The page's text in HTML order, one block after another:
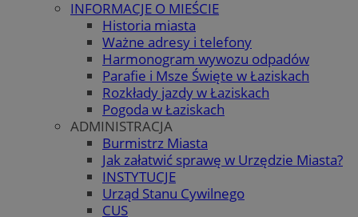
INFORMACJE O MIEŚCIE
Historia miasta
Ważne adresy i telefony
Harmonogram wywozu odpadów
Parafie i Msze Święte w Łaziskach
Rozkłady jazdy w Łaziskach
Pogoda w Łaziskach
ADMINISTRACJA
Burmistrz Miasta
Jak załatwić sprawę w Urzędzie Miasta?
INSTYTUCJE
Urząd Stanu Cywilnego
CUS